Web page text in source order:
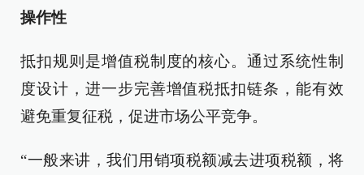
操作性
抵扣规则是增值税制度的核心。通过系统性制
度设计，进一步完善增值税抵扣链条，能有效
避免重复征税，促进市场公平竞争。
“一般来讲，我们用销项税额减去进项税额，将